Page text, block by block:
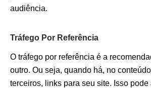
audiência.
Tráfego Por Referência
O tráfego por referência é a
outro. Ou seja, quando há, no
terceiros, links para seu site. Isso pode